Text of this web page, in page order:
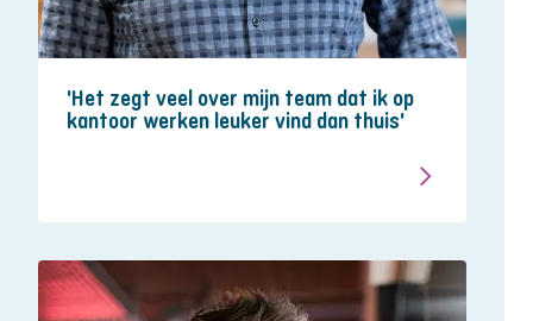
'Het zegt veel over mijn team dat ik op
kantoor werken leuker vind dan thuis'